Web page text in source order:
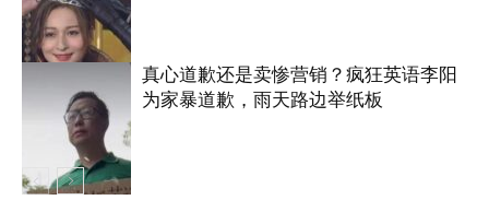
娱乐
真心道歉还是卖惨营销？疯狂英语李阳
为家暴道歉，雨天路边举纸板